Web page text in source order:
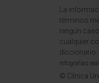
La
términos
ningún
cualquier
diccionario.
Infografías
© Clínica